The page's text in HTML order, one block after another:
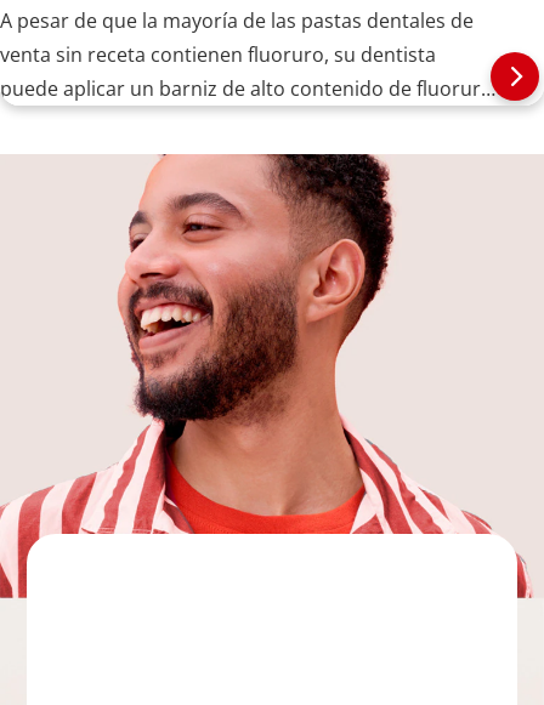
A pesar de que la mayoría de las pastas dentales de
venta sin receta contienen fluoruro, su dentista
puede aplicar un barniz de alto contenido de fluoruro